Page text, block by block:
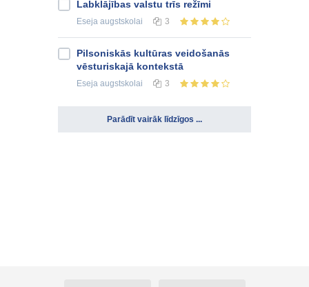
Labklājības valstu trīs režīmi
Eseja augstskolai 3
Pilsoniskās kultūras veidošanās
vēsturiskajā kontekstā
Eseja augstskolai 3
Parādīt vairāk līdzīgos ...